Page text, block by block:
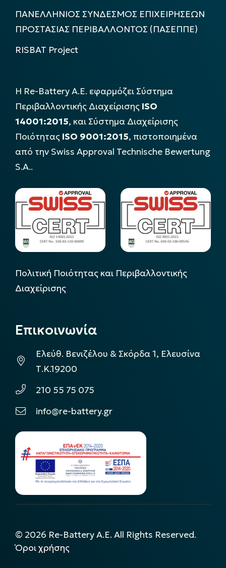
ΠΑΝΕΛΛΗΝΙΟΣ ΣΥΝΔΕΣΜΟΣ ΕΠΙΧΕΙΡΗΣΕΩΝ
ΠΡΟΣΤΑΣΙΑΣ ΠΕΡΙΒΑΛΛΟΝΤΟΣ (ΠΑΣΕΠΠΕ)
RISBAT Project
Η Re-Battery Α.Ε. εφαρμόζει Σύστημα
Περιβαλλοντικής Διαχείρισης ISO
14001:2015, και Σύστημα Διαχείρισης
Ποιότητας ISO 9001:2015, πιστοποιημένα
από την Swiss Approval Technische Bewertung
S.A..
Πολιτική Ποιότητας και Περιβαλλοντικής
Διαχείρισης
Επικοινωνία
Ελεύθ. Βενιζέλου & Σκόρδα 1, Ελευσίνα
Τ.Κ.19200
210 55 75 075
info@re-battery.gr
© 2026 Re-Battery A.E. All Rights Reserved.
Όροι χρήσης